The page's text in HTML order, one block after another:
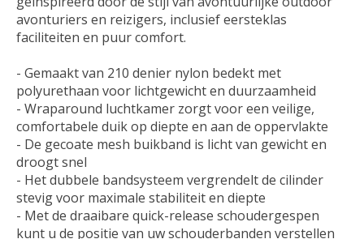
avonturiers en reizigers, inclusief eersteklas
faciliteiten en puur comfort.
- Gemaakt van 210 denier nylon bedekt met
polyurethaan voor lichtgewicht en duurzaamheid
- Wraparound luchtkamer zorgt voor een veilige,
comfortabele duik op diepte en aan de oppervlakte
- De gecoate mesh buikband is licht van gewicht en
droogt snel
- Het dubbele bandsysteem vergrendelt de cilinder
stevig voor maximale stabiliteit en diepte
- Met de draaibare quick-release schoudergespen
kunt u de positie van uw schouderbanden verstellen